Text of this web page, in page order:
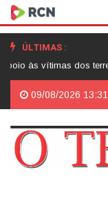
ÚLTIMAS :
dos terremotos
09/08/2026 13:31